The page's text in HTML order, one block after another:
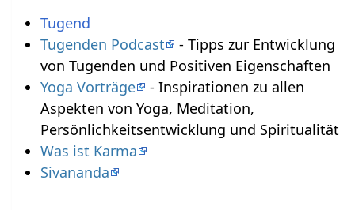
Tugend
Tugenden Podcast
- Tipps zur Entwicklung
von Tugenden und Positiven Eigenschaften
Yoga Vorträge
- Inspirationen zu allen
Aspekten von Yoga, Meditation,
Persönlichkeitsentwicklung und Spiritualität
Was ist Karma
Sivananda